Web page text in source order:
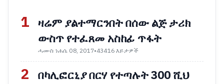
1 ዛሬም ያልተማርንበት በሰው ልጅ ታሪክ
ውስጥ የተፈጸመ አስከፊ ጥፋት
ሓሙስ ነሐሴ 08, 2017•43416 እይታዎች
2 በካሊፎርኒያ በርሃ የተጣሉት 300 ሺህ